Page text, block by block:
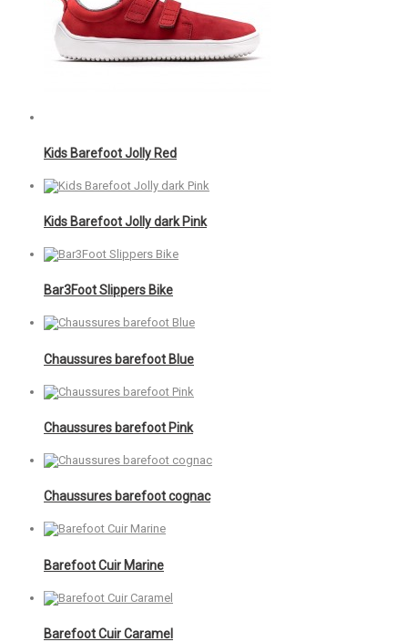
Kids Barefoot Jolly Red
Kids Barefoot Jolly dark Pink
Bar3Foot Slippers Bike
Chaussures barefoot Blue
Chaussures barefoot Pink
Chaussures barefoot cognac
Barefoot Cuir Marine
Barefoot Cuir Caramel